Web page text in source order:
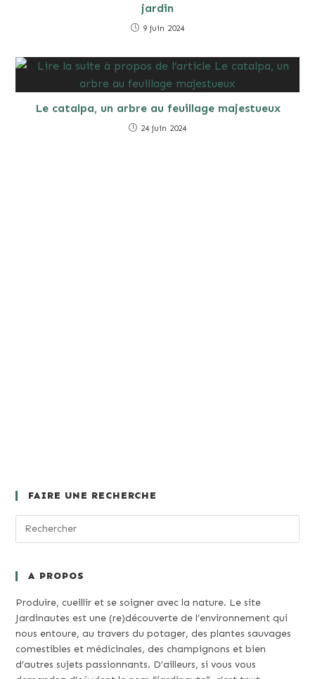
jardin
9 juin 2024
Le catalpa, un arbre au feuillage majestueux
24 juin 2024
FAIRE UNE RECHERCHE
A PROPOS
Produire, cueillir et se soigner avec la nature. Le site
Jardinautes est une (re)découverte de l’environnement qui
nous entoure, au travers du potager, des plantes sauvages
comestibles et médicinales, des champignons et bien
d’autres sujets passionnants. D’ailleurs, si vous vous